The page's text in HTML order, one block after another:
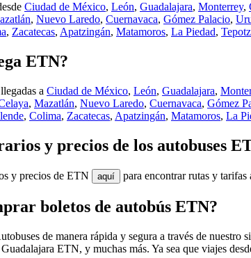
Ciudad de México, León, Guadalajara, Monterrey,
, Nuevo Laredo, Cuernavaca, Gómez Palacio,
, Zacatecas, Apatzingán, Matamoros, La Piedad,
ETN?
a Ciudad de México, León, Guadalajara,
, Mazatlán, Nuevo Laredo, Cuernavaca, Gómez
, Colima, Zacatecas, Apatzingán, Matamoros, La
y precios de los autobuses
y precios de ETN aquí para encontrar rutas y
boletos de autobús ETN?
de manera rápida y segura a través de
ETN, y muchas más. Ya sea que viajes